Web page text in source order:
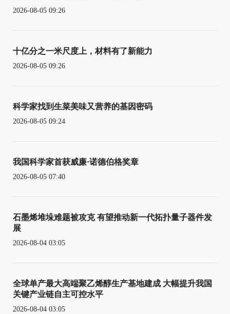
2026-08-05 09:26
十亿分之一米尺度上，材料有了新能力
2026-08-05 09:26
科学家找到生菜美味又营养的基因密码
2026-08-05 09:24
我国科学家首获威廉·诺德伯格奖章
2026-08-05 07:40
石墨烯堆垛难题被攻克 有望推动新一代拓扑量子器件发
展
2026-08-04 03:05
全球单产最大高端聚乙烯醇生产基地建成 大幅提升我国
关键产业链自主可控水平
2026-08-04 03:05